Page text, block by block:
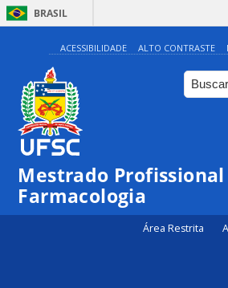
BRASIL
ACESSIBILIDADE ALTO CONTRASTE
Mestrado
Farmacologia
Área Restrita